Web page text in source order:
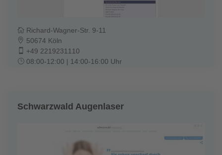
Richard-Wagner-Str. 9-11
50674 Köln
+49 2219231110
08:00-12:00 | 14:00-16:00 Uhr
Schwarzwald Augenlaser